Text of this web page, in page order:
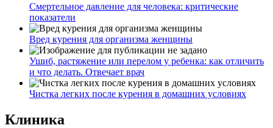
Смертельное давление для человека: критические
показатели
Вред курения для организма женщины
Ушиб, растяжение или перелом у ребенка: как отличить
и что делать. Отвечает врач
Чистка легких после курения в домашних условиях
Клиника